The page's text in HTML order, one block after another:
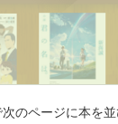
のページに本を